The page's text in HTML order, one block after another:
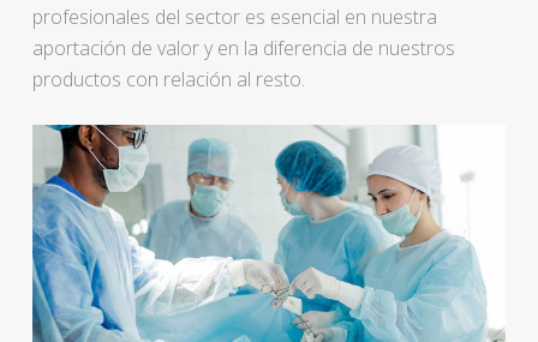
profesionales del sector es esencial en nuestra
aportación de valor y en la diferencia de nuestros
productos con relación al resto.